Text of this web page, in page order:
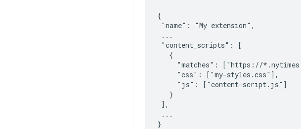
{
"name": "My extension",
...
"content_scripts": [
   {
"matches": ["https://
     "css": ["my-styles.css"],
     "js": ["content-script.js"]
   }
],
...
}